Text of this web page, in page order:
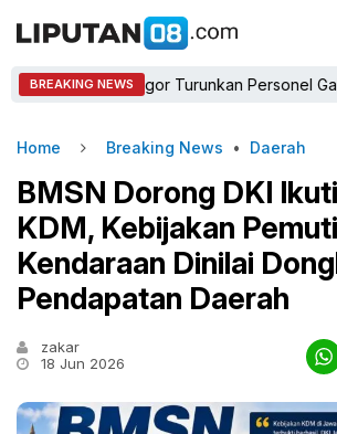
BREAKING NEWS
Bogor Turunkan Personel Gabungan
Home Breaking News • Daerah
BMSN Dorong DKI
KDM, Kebijakan
Kendaraan Dinilai
Pendapatan Daerah
zakar
18 Jun 2026